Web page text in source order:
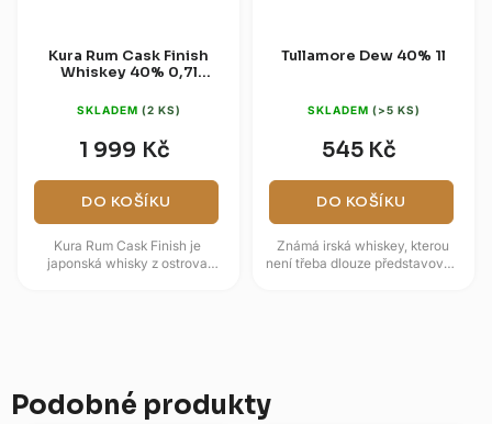
Kura Rum Cask Finish
Whiskey 40% 0,7l
SKLADEM (2 KS)
1 999 Kč
DO KOŠÍKU
Kura Rum Cask Finish je
japonská whisky z ostrova
Tullamore Dew 40% 1l
SKLADEM (>5 KS)
545 Kč
DO KOŠÍKU
Známá irská whiskey, kterou
není třeba dlouze představovat.
Podobné produkty